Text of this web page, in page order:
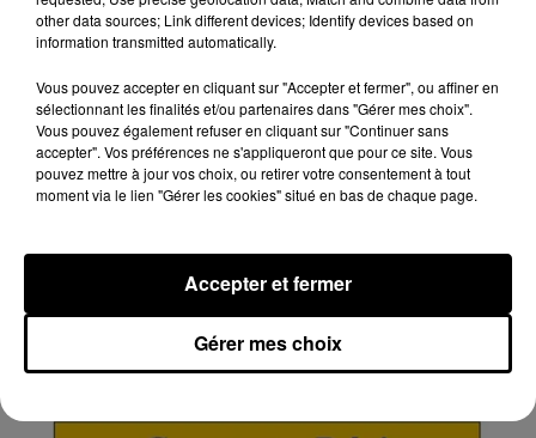
BACCON (45) - VIDE-GRENIERS DU COMITÉ
DES FÊTES
Dimanche 20 septembre de 7h00 à 17h00 à Baccon
(Loiret) : Vide-greniers du comité des fêtes.
other data sources; Link different devices; Identify devices based on
information transmitted automatically.
Vous pouvez accepter en cliquant sur "Accepter et fermer", ou affiner en
sélectionnant les finalités et/ou partenaires dans "Gérer mes choix".
Vous pouvez également refuser en cliquant sur "Continuer sans
accepter". Vos préférences ne s'appliqueront que pour ce site. Vous
pouvez mettre à jour vos choix, ou retirer votre consentement à tout
moment via le lien "Gérer les cookies" situé en bas de chaque page.
Gérer mes choix
Accepter et fermer